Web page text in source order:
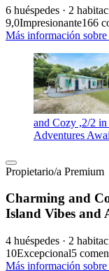
6 huéspedes · 2
9,0Impresionante166
Más información
and Cozy ,2/2
Adventures
Propietario/a Premium
Charming and
Island Vibes and
4 huéspedes · 2
10Excepcional5
Más información